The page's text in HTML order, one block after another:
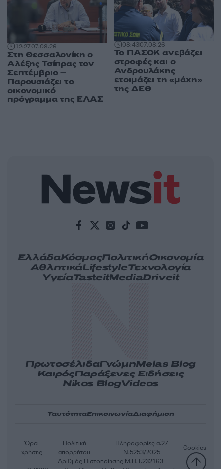
12:2707.08.26
Στη Θεσσαλονίκη ο
Αλέξης Τσίπρας τον
Σεπτέμβριο –
Παρουσιάζει το
οικονομικό
πρόγραμμα της ΕΛΑΣ
08:4307.08.26
Το ΠΑΣΟΚ ανεβάζει
στροφές και ο
Ανδρουλάκης
ετοιμάζει τη «μάχη»
της ΔΕΘ
ΕλλάδαΚόσμοςΠολιτικήΟικονομία
ΑθλητικάLifestyleΤεχνολογία
ΥγείαTasteitMediaDriveit
ΠρωτοσέλιδαΓνώμηMelas Blog
ΚαιρόςΠαράξενες Ειδήσεις
Nikos BlogVideos
ΤαυτότηταΕπικοινωνίαΔιαφήμιση
Αριθμός Πιστοποίησης Μ.Η.Τ.232163
Όροι
χρήσης
Πολιτική
απορρήτου
Πληροφορίες α.27
Ν.5253/2025
Cookies